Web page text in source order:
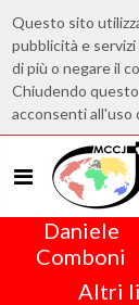
Questo sito
pubblicità e
di più o negare il
Chiudendo
acconsenti all'uso
Daniele
Comboni
Altri